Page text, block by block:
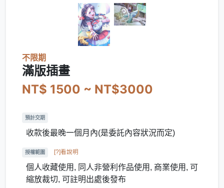
不限期
滿版插畫
NT$ 1500 ~ NT$3000
預計交期
收款後最晚一個月內(是委託內容狀況而定)
授權範圍 [?]看說明
個人收藏使用, 同人非營利作品使用, 商業使用, 可
縮放裁切, 可註明出處後發布